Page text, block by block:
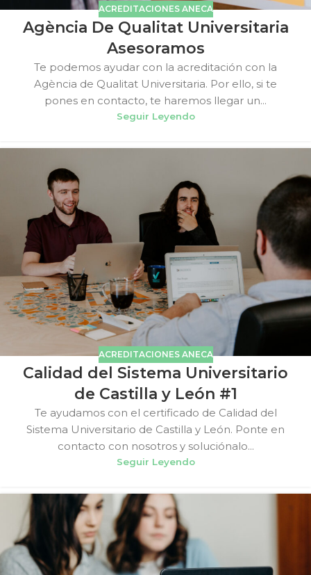
ACREDITACIONES ANECA
Agència De Qualitat Universitaria
Asesoramos
Te podemos ayudar con la acreditación con la
Agència de Qualitat Universitaria. Por ello, si te
pones en contacto, te haremos llegar un...
Seguir Leyendo
ACREDITACIONES ANECA
Calidad del Sistema Universitario
de Castilla y León #1
Te ayudamos con el certificado de Calidad del
Sistema Universitario de Castilla y León. Ponte en
contacto con nosotros y soluciónalo...
Seguir Leyendo